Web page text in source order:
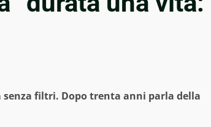
senza filtri. Dopo trenta anni parla della